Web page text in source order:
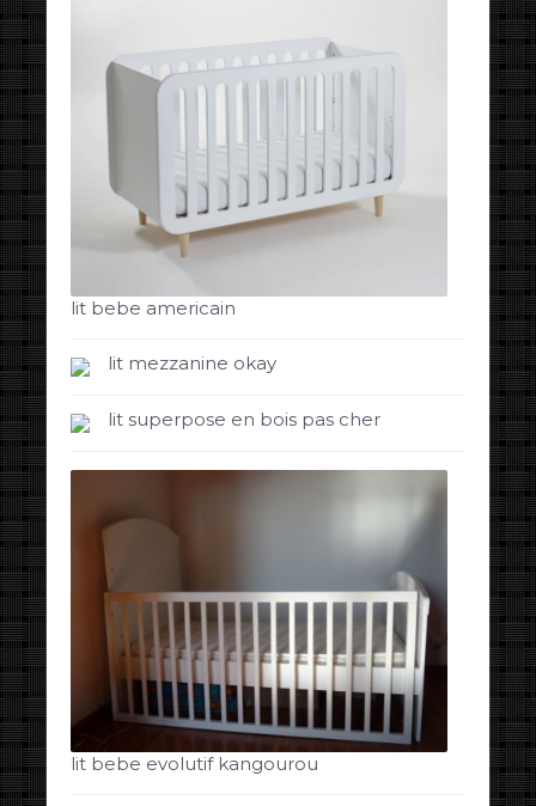
lit bebe americain
lit mezzanine okay
lit superpose en bois pas cher
lit bebe evolutif kangourou